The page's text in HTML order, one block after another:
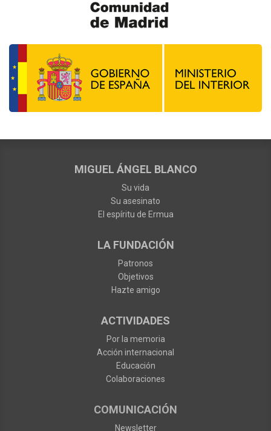
MIGUEL ÁNGEL BLANCO
Su vida
Su asesinato
El espíritu de Ermua
LA FUNDACIÓN
Patronos
Objetivos
Hazte amigo
ACTIVIDADES
Por la memoria
Acción internacional
Educación
Colaboraciones
COMUNICACIÓN
Newsletter